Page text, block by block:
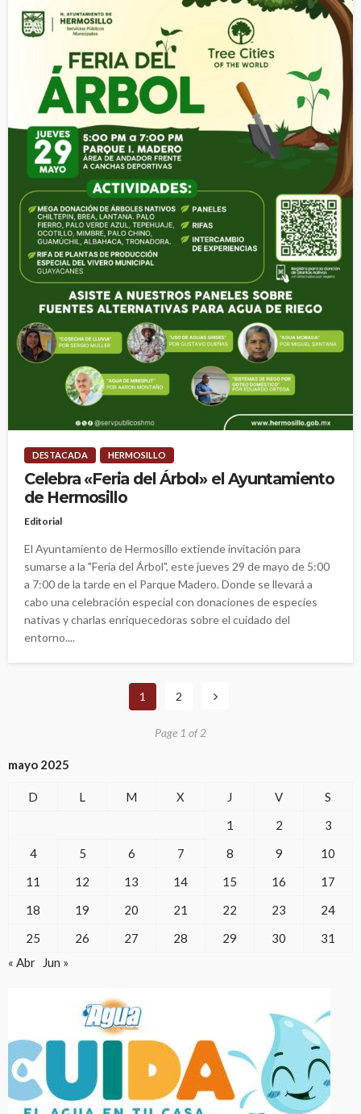
DESTACADA HERMOSILLO
Celebra «Feria del Árbol» el Ayuntamiento
de Hermosillo
Editorial
El Ayuntamiento de Hermosillo extiende invitación para
sumarse a la "Feria del Árbol", este jueves 29 de mayo de 5:00
a 7:00 de la tarde en el Parque Madero. Donde se llevará a
cabo una celebración especial con donaciones de especies
nativas y charlas enriquecedoras sobre el cuidado del
entorno....
1 2
Page 1 of 2
mayo 2025
D L M X J V
S
1
2
3
4
5 6 7 8 9
10
11
12 13 14 15 16
17
18
19 20 21 22 23
24
25
26 27 28 29 30
31
« Abr
Jun »